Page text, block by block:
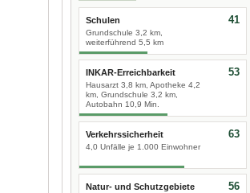
Schulen
Grundschule 3,2 km,
weiterführend 5,5 km
41
INKAR-Erreichbarkeit
Hausarzt 3,8 km, Apotheke 4,2
km, Grundschule 3,2 km,
Autobahn 10,9 Min.
53
Verkehrssicherheit
4,0 Unfälle je 1.000 Einwohner
63
Natur- und Schutzgebiete 56